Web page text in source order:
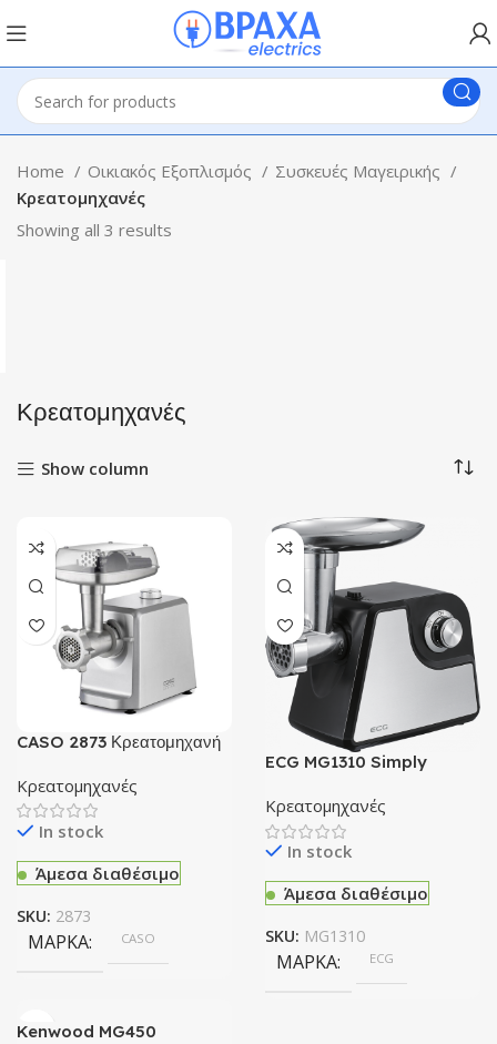
Home Οικιακός Εξοπλισμός
Συσκευές Μαγειρικής
Κρεατομηχανές
Showing all 3 results
Κρεατομηχανές
Show column
CASO 2873 Κρεατομηχανή
Κρεατομηχανές
In stock
Άμεσα διαθέσιμο
SKU: 2873
ΜΆΡΚΑ CASO
ECG MG1310 Simply
Κρεατομηχανές
In stock
Άμεσα διαθέσιμο
SKU: MG1310
ΜΆΡΚΑ ECG
Kenwood MG450